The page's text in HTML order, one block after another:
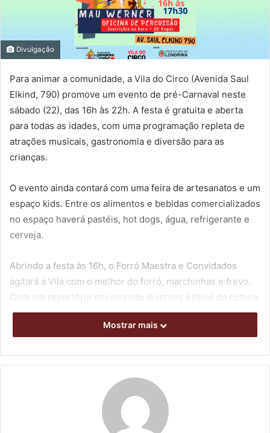
Divulgação
Para animar a comunidade, a Vila do Circo (Avenida Saul
Elkind, 790) promove um evento de pré-Carnaval neste
sábado (22), das 16h às 22h. A festa é gratuita e aberta
para todas as idades, com uma programação repleta de
atrações musicais, gastronomia e diversão para as
crianças.
O evento ainda contará com uma feira de artesanatos e um
espaço kids. Entre os alimentos e bebidas comercializados
no espaço haverá pastéis, hot dogs, água, refrigerante e
cerveja.
Abrindo a festa às 16h, o Forró Maestra e Convidados
agitará a Vila com o melhor do forró, marchinhas e frevo.
Com um repertório envolvendo diversos estilos da cultura
popular brasileira, o trio de músicos não vai deixar
Em seguida, a escola de samba Explode Coração fará uma
instrumentos que mantêm viva a identidade cultural do
Mostrar mais